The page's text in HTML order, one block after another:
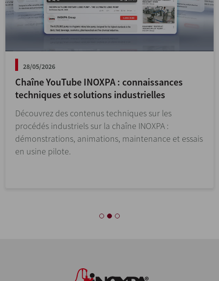
28/05/2026
Chaîne YouTube INOXPA : connaissances
techniques et solutions industrielles
Découvrez des contenus techniques sur les
procédés industriels sur la chaîne INOXPA :
démonstrations, animations, maintenance et essais
en usine pilote.